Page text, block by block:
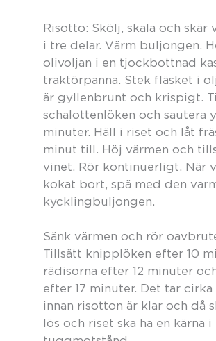
Risotto: Skölj, skala och skär
i tre delar. Värm buljongen.
olivoljan i en tjockbottnad
traktörpanna. Stek fläsket i
är gyllenbrunt och krispigt.
schalottenlöken och sautera
minuter. Häll i riset och låt
minut till. Höj värmen och
vinet. Rör kontinuerligt. När
kokat bort, spä med den
kycklingbuljongen.
Sänk värmen och rör
Tillsätt knipplöken efter 10
rädisorna efter 12 minuter
efter 17 minuter. Det tar
innan risotton är klar och då
lös och riset ska ha en kärna